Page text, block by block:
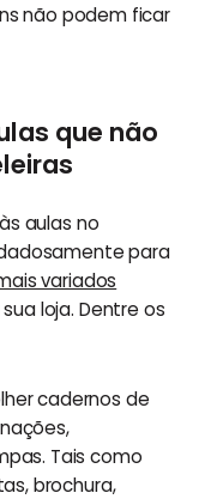
não podem ficar
que não
aulas no
para
variados
loja. Dentre os
cadernos de
Tais como
brochura,